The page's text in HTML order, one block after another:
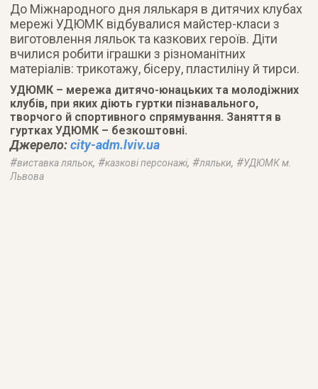
До Міжнародного дня лялькаря в дитячих клубах
мережі УДЮМК відбувалися майстер-класи з
виготовлення ляльок та казкових героїв. Діти
вчилися робити іграшки з різноманітних
матеріалів: трикотажу, бісеру, пластиліну й тирси.
УДЮМК – мережа дитячо-юнацьких та молодіжних
клубів, при яких діють гуртки пізнавального,
творчого й спортивного спрямування. Заняття в
гуртках УДЮМК – безкоштовні.
Джерело:city-adm.lviv.ua
#виставка ляльок, #казкові персонажі, #ляльки, #УДЮМК м.
Львова